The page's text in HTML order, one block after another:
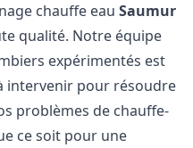
chauffe eauSaumur
qualité. Notre équipe
expérimentés est
intervenir pour résoudre
problèmes de chauffe-
ce soit pour une